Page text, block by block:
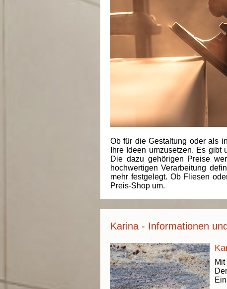
Ob für die Gestaltung oder als
Ihre Ideen umzusetzen. Es
Die dazu gehörigen Preise
hochwertigen Verarbeitung
mehr festgelegt. Ob Fliesen
Preis-Shop um.
Karina - Informationen